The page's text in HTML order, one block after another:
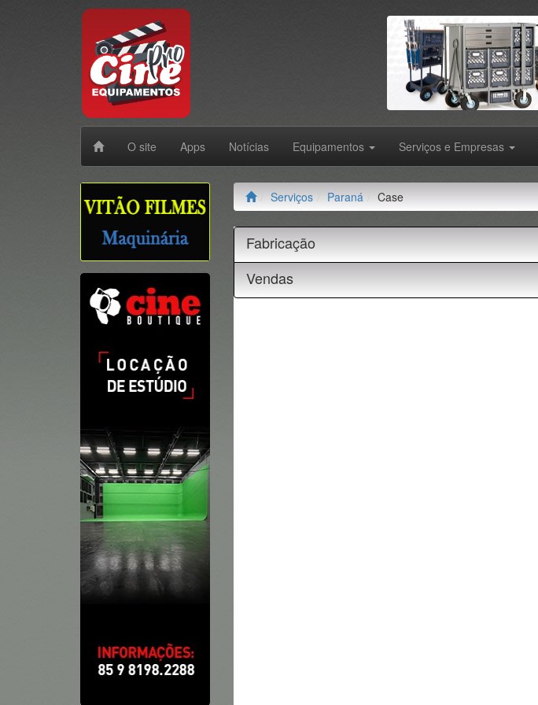
O site Apps Notícias Equipamentos Serviços e Empresas
Serviços Paraná Case
Fabricação
Vendas